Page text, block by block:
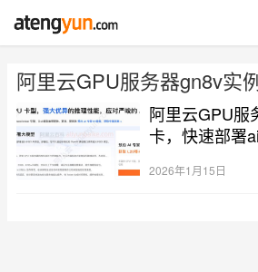
阿里云GPU服务器gn8v实
阿里云GPU服
卡，快速部署
2026年1月15日